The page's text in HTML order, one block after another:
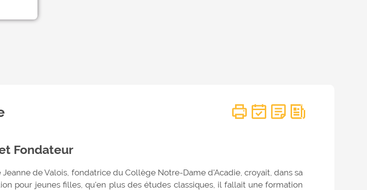
Fondateur
de Valois, fondatrice du Collège Notre-Dame d'Acadie, croyait, dans sa
pour jeunes filles, qu'en plus des études classiques, il fallait une formation